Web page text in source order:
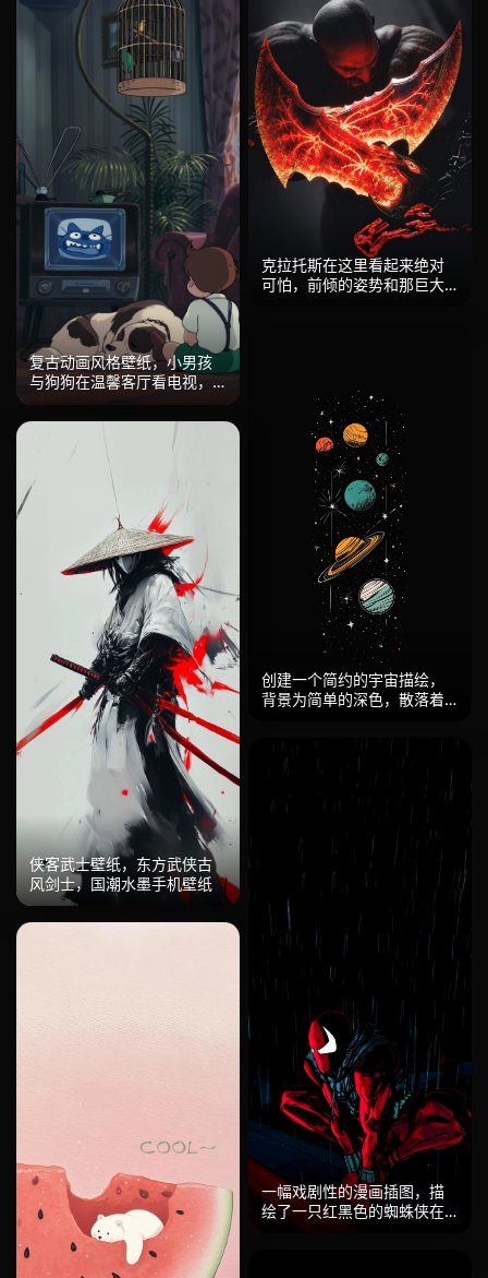
复古动画风格壁纸，小男孩
与狗狗在温馨客厅看电视，
鸟笼悬于上方，暖黄灯光营
造怀旧氛围，适合用作治愈
克拉托斯在这里看起来绝对
可怕，前倾的姿势和那巨大
中都流淌着光芒。链条悬挂
下来，散发着同样的炉火光
辉。他的光头和胡须在武器
的光辉中几乎看不见。整个
构图给人一种他即将向你扑
来的感觉。来自上方的戏剧
性聚光灯将他从黑暗中雕刻
创建一个简约的宇宙描绘，
背景为简单的深色，散落着
行星。远处加上一个小而微
保持平衡，以最少的细节专
注于空间的优雅和宇宙的广
侠客武士壁纸，东方武侠古
风剑士，国潮水墨手机壁纸
一幅戏剧性的漫画插图，描
绘了一只红黑色的蜘蛛侠在
雨storm中蜷缩在屋顶的捕食